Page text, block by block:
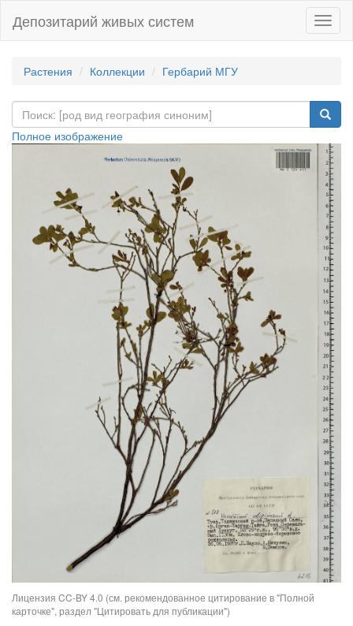
Депозитарий живых систем
Растения Коллекции Гербарий МГУ
Полное изображение
Лицензия CC-BY 4.0 (см. рекомендованное цитирование в "Полной
карточке", раздел "Цитировать для публикации")